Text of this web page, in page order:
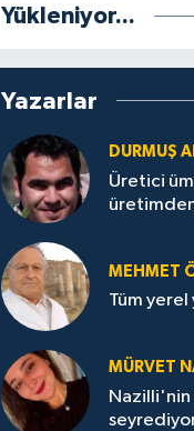
Yükleniyor...
Yazarlar
DURMUŞ
Üretici
MEHMET
Tüm
MÜRVET
Nazilli'nin